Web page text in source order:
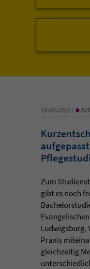
10.09.2026 | •
Zum
gibt es noch
Ludwigsburg.
Praxis
gleichzeitig